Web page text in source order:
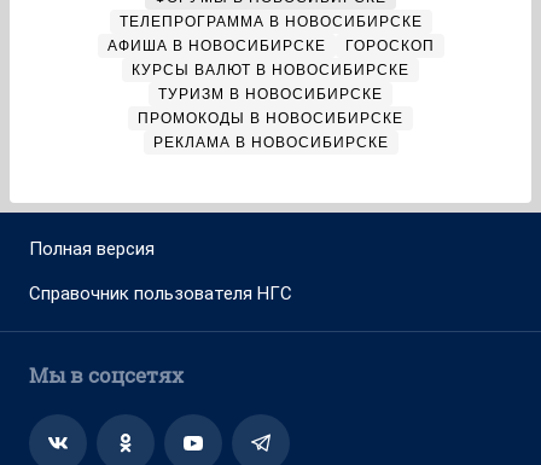
ТЕЛЕПРОГРАММА В НОВОСИБИРСКЕ
АФИША В НОВОСИБИРСКЕ
ГОРОСКОП
КУРСЫ ВАЛЮТ В НОВОСИБИРСКЕ
ТУРИЗМ В НОВОСИБИРСКЕ
ПРОМОКОДЫ В НОВОСИБИРСКЕ
РЕКЛАМА В НОВОСИБИРСКЕ
Полная версия
Справочник пользователя НГС
Мы в соцсетях